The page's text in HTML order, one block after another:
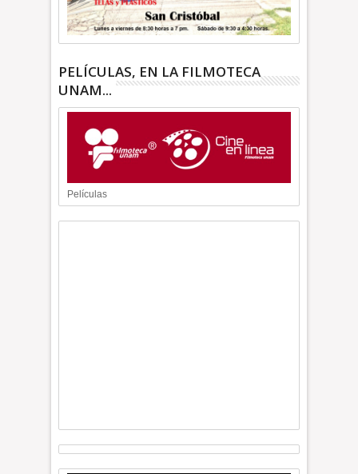
PELÍCULAS, EN LA FILMOTECA
UNAM...
Películas